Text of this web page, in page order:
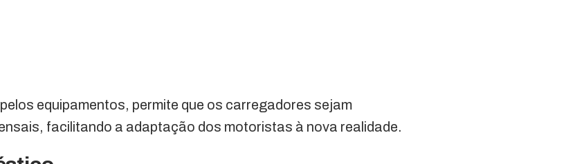
equipamentos, permite que os carregadores sejam
facilitando a adaptação dos motoristas à nova realidade.